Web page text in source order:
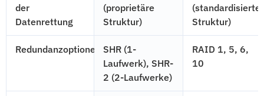
der
Datenrettung
(proprietäre
Struktur)
(standardisierte
Struktur)
Redundanzoptionen
SHR (1-
Laufwerk), SHR-
2 (2-Laufwerke)
RAID 1, 5, 6,
10